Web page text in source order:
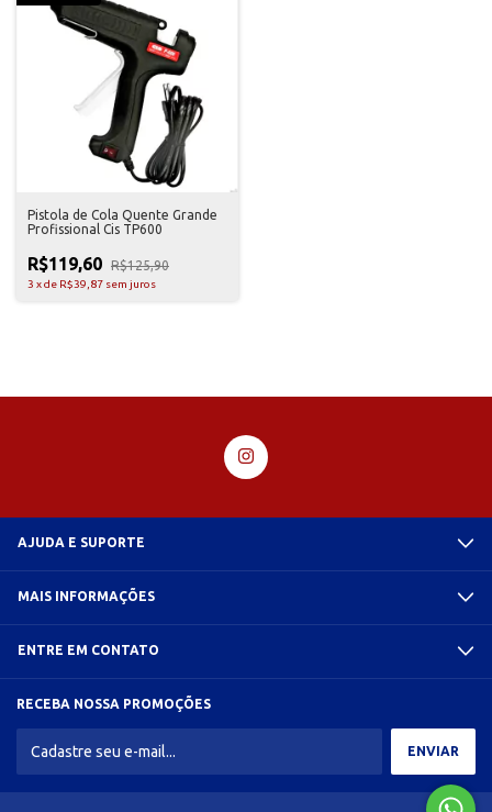
Pistola de Cola Quente Grande
Profissional Cis TP600
R$119,60 R$125,90
3 xde R$39,87 sem juros
AJUDA E SUPORTE
MAIS INFORMAÇÕES
ENTRE EM CONTATO
RECEBA NOSSA PROMOÇÕES